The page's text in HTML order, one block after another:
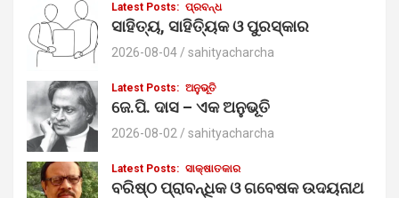
Latest Posts: ପ୍ରବନ୍ଧ
ସାହିତ୍ୟ, ସାହିତ୍ୟିକ ଓ ପୁରସ୍କାର
2026-08-04 sahityacharcha
Latest Posts: ଅନୁଭୂତି
ଜେ.ପି. ଦାସ – ଏକ ଅନୁଭୂତି
2026-08-02 sahityacharcha
Latest Posts: ସାକ୍ଷାତକାର
ବରିଷ୍ଠ ପ୍ରାବନ୍ଧିକ ଓ ଗବେଷକ ଉଦୟନାଥ